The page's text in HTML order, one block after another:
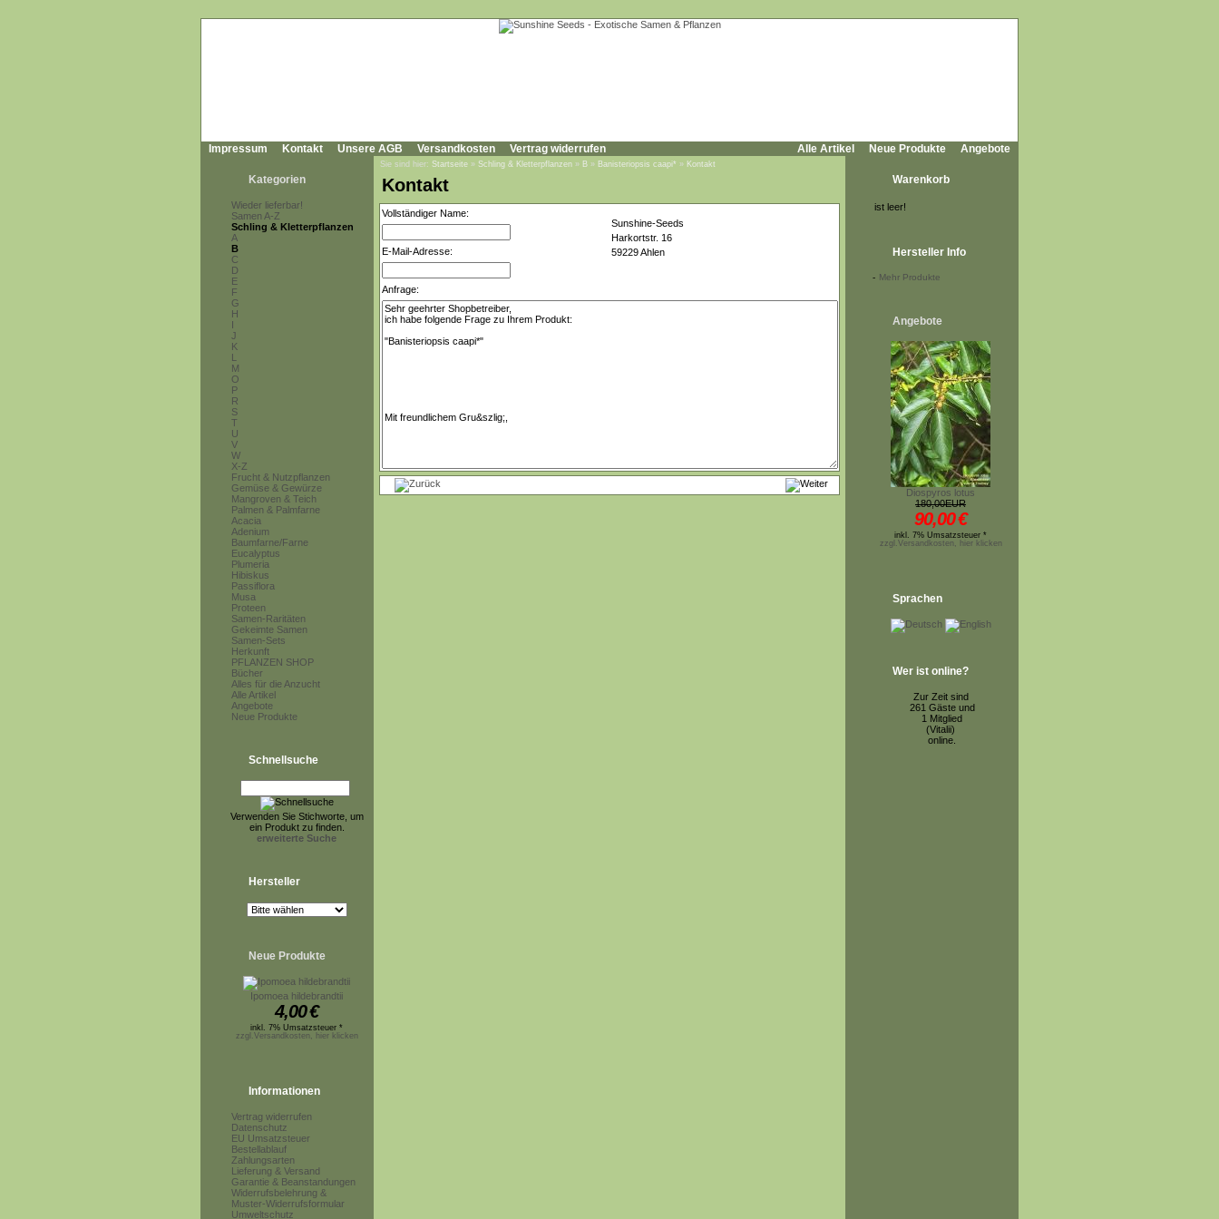
Impressum Kontakt Unsere AGB Versandkosten Vertrag widerrufen Alle Artikel Neue Produkte Angebote
Kategorien
Wieder lieferbar!
Samen A-Z
Schling & Kletterpflanzen
A
B
C
D
E
F
G
H
I
J
K
L
M
O
P
R
S
T
U
V
W
X-Z
Frucht & Nutzpflanzen
Gemüse & Gewürze
Mangroven & Teich
Palmen & Palmfarne
Acacia
Adenium
Baumfarne/Farne
Eucalyptus
Plumeria
Hibiskus
Passiflora
Musa
Proteen
Samen-Raritäten
Gekeimte Samen
Samen-Sets
Herkunft
PFLANZEN SHOP
Bücher
Alles für die Anzucht
Alle Artikel
Angebote
Neue Produkte
Schnellsuche
Verwenden Sie Stichworte, um
ein Produkt zu finden.
erweiterte Suche
Hersteller
Neue Produkte
Ipomoea hildebrandtii
4,00€
inkl. 7% Umsatzsteuer *
zzgl.Versandkosten, hier klicken
Informationen
Vertrag widerrufen
Datenschutz
EU Umsatzsteuer
Bestellablauf
Zahlungsarten
Lieferung & Versand
Garantie & Beanstandungen
Widerrufsbelehrung &
Muster-Widerrufsformular
Umweltschutz
Sie sind hier: Startseite » Schling & Kletterpflanzen » B » Banisteriopsis caapi* » Kontakt
Kontakt
Vollständiger Name:
Sunshine-Seeds
Harkortstr. 16
59229 Ahlen
E-Mail-Adresse:
Anfrage:
Warenkorb
ist leer!
Hersteller Info
- Mehr Produkte
Angebote
Diospyros lotus
180,00EUR
90,00€
inkl. 7% Umsatzsteuer *
zzgl.Versandkosten, hier klicken
Sprachen
Wer ist online?
Zur Zeit sind
261 Gäste und
1 Mitglied
(Vitalii)
online.